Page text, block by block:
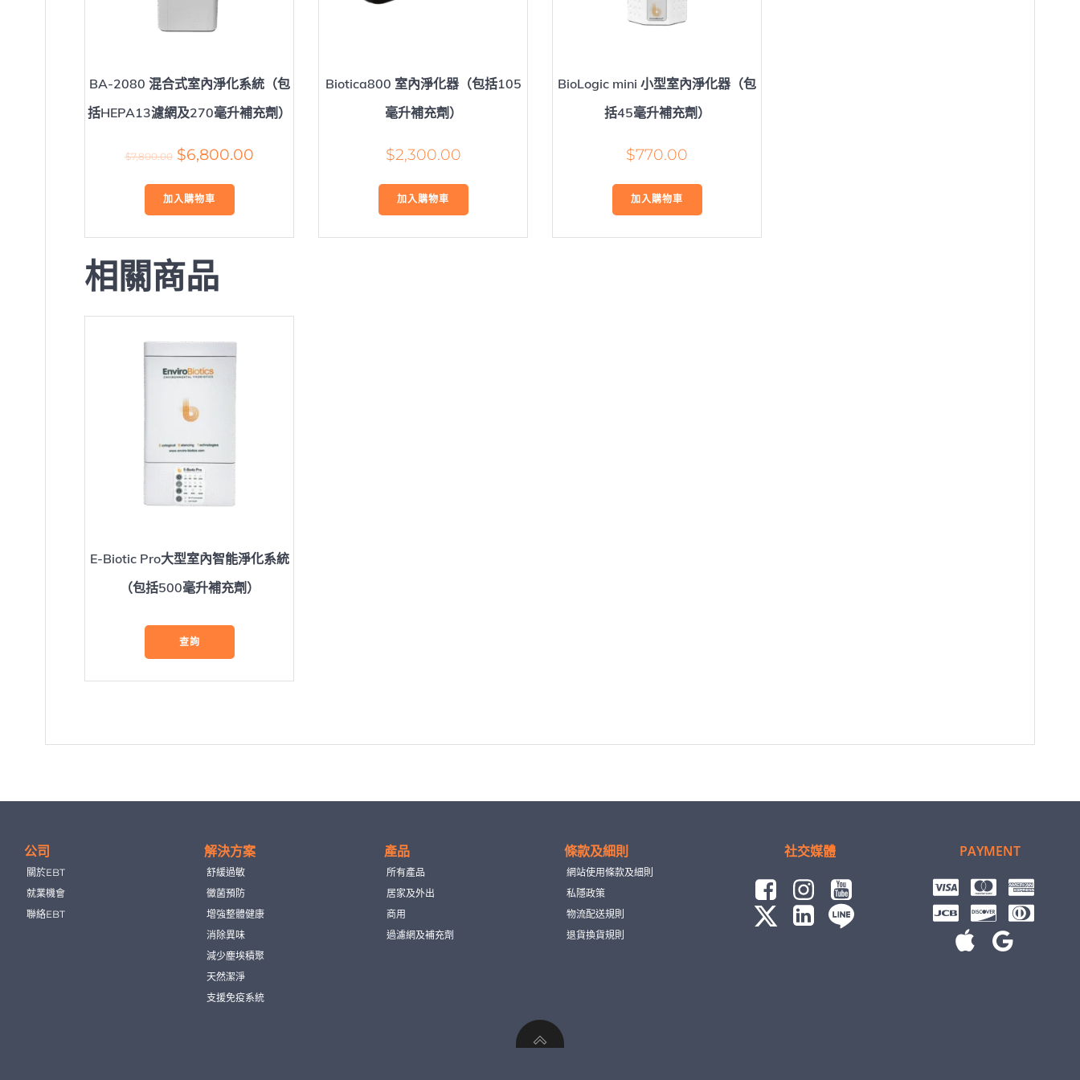
BA-2080 混合式室內淨化系統（包
括HEPA13濾網及270毫升補充劑）
$7,800.00 Original
was:
$7,800.00.
$6,800.00Current
加入購物車
Biotica800 室內淨化器（包括105
毫升補充劑）
$2,300.00
加入購物車
BioLogic mini 小型室內淨化器（包
括45毫升補充劑）
$770.00
加入購物車
相關商品
E-Biotic Pro大型室內智能淨化系統
（包括500毫升補充劑）
查詢
公司
關於EBT
就業機會
聯絡EBT
解決方案
舒緩過敏
黴菌預防
增強整體健康
消除異味
減少塵埃積聚
天然潔淨
支援免疫系統
產品
所有產品
居家及外出
商用
過濾網及補充劑
條款及細則
網站使用條款及細則
私隱政策
物流配送規則
退貨換貨規則
社交媒體 PAYMENT